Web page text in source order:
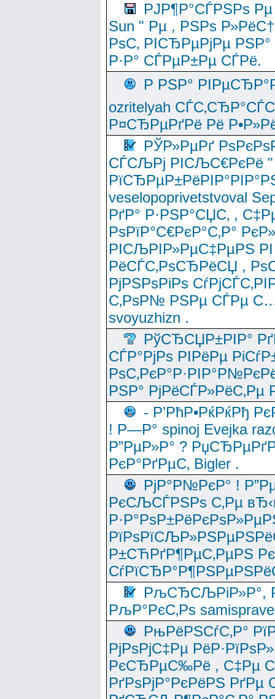
РЈР¶Р°СЃРЅРѕ
Sun " Рµ , РЅРѕ
РѕС‚ РІСЂРµРјРµ
Р·Р° СЃРµР±Рµ СЃРё.
Р РЅР°
ozritelyah
Р¤СЂРµРґРё Рё
РЎР»РµРґ
СЃСЉРј РІСЉС€РєРё "
veselopoprivetstvoval
РґР° Р·РЅР°СЏС‚ ,
РѕРїР°С€РєР°С‚Р°
РІСЉРІР»РµС‡РµРЅ
РёСЃС‚РѕСЂРёСЏ ,
РјРЅРѕРіРѕ
С‚РѕР№ РЅРµ СЃРµ
svoyuzhizn .
РўСЂСЏР±РІР°
СЃР°РјРѕ РІРёРµ
РЅР° РјРёСЃР»РёС‚Рµ
- Р’РћР•РќРќРђ
! Р—Р° spinoj Еvejka
Р”РµР»Р° ?
РєР°РґРµС‚ Bigler .
РјР°Р№РєР° !
РєСЉСЃРЅРѕ С‚Рµ
Р±СЋРґР¶РµС‚РµРЅ
РљСЂСЉРіР»Р°,
РљР°РєС‚Рѕ
РњРёРЅСѓС‚Р°
РјРѕРјС‡Рµ
РєСЂРµС‰Рё , С‡Рµ
РґРѕРјР°РєРёРЅ